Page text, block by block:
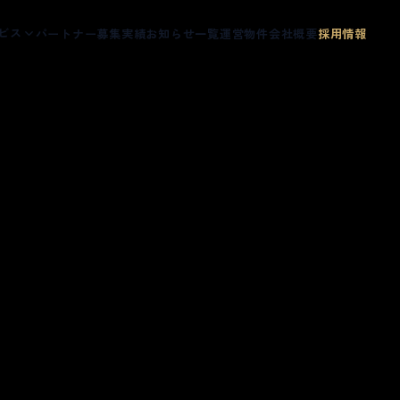
ス パートナー募集実績お知らせ一覧運営物件会社概要採用情報